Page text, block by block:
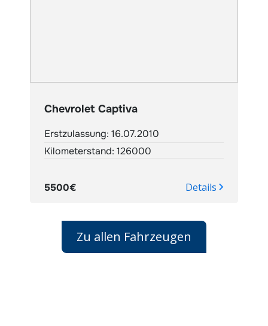
Chevrolet Captiva
Erstzulassung: 16.07.2010
Kilometerstand: 126000
5500€ Details
Zu allen Fahrzeugen